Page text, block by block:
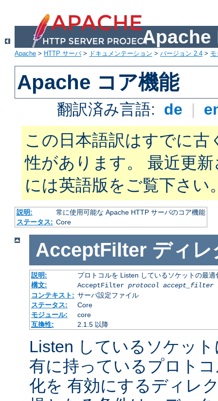
Apache
Apache > HTTP サーバ> ドキュメンテーション > バージョン 2.4 >
Apache コア機能
翻訳済み言語: de |
この日本語訳はすでに古
性があります。 最近更
には英語版をご覧下さい
説明:
常に使用可能な Apache HTTP サーバのコア機能
ステータス: Core
AcceptFilter ディレ
説明:
プロトコルを Listen しているソケットの最適
構文:
AcceptFilter protocol accept_filter
コンテキスト: サーバ設定ファイル
ステータス:
Core
モジュール:
core
互換性:
2.1.5 以降
Listen しているソケッ
有に持っているプロト
化を 有効にするディレ